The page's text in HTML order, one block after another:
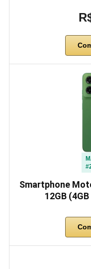
Smartphone
12GB